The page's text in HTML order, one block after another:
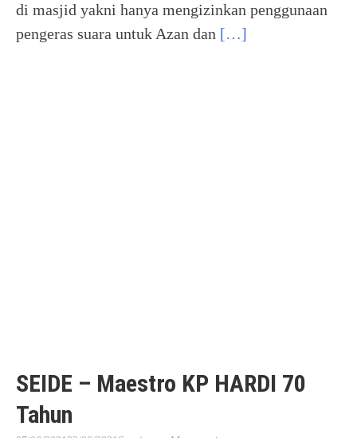
di masjid yakni hanya mengizinkan penggunaan
pengeras suara untuk Azan dan […]
SEIDE – Maestro KP HARDI 70
Tahun